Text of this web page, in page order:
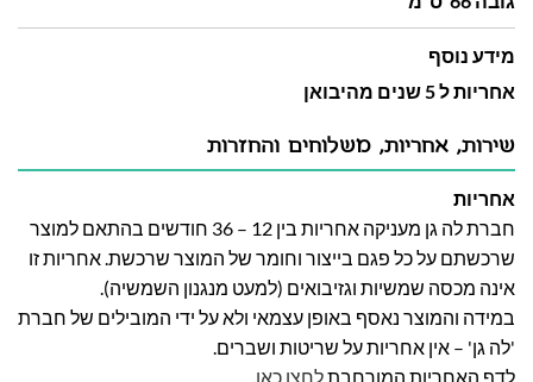
מידע נוסף
אחריות ל 5 שנים מהיבואן
שירות, אחריות, משלוחים והחזרות
אחריות
חברת לה גן מעניקה אחריות בין 12 – 36 חודשים בהתאם למוצר
שרכשתם על כל פגם בייצור וחומר של המוצר שרכשת. אחריות זו
אינה מכסה שמשיות וגזיבואים (למעט מנגנון השמשיה).
במידה והמוצר נאסף באופן עצמאי ולא על ידי המובילים של חברת
'לה גן' – אין אחריות על שריטות ושברים.
לדף האחריות המורחבתלחצו כאן.